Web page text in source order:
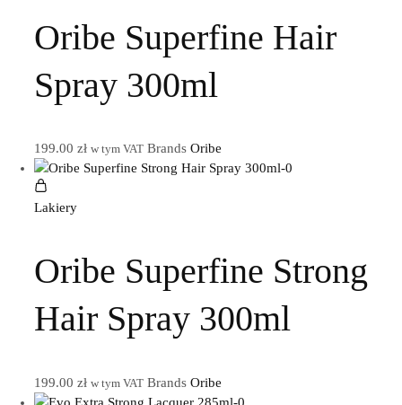
Oribe Superfine Hair
Spray 300ml
199.00 zł w tym VATBrands Oribe
Lakiery
Oribe Superfine Strong
Hair Spray 300ml
199.00 zł w tym VATBrands Oribe